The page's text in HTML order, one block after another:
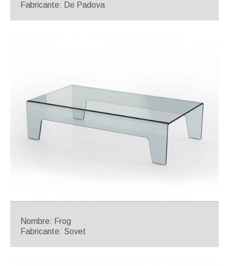
Fabricante: De Padova
Nombre: Frog
Fabricante: Sovet